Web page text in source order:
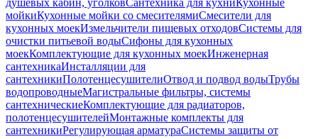
душевых кабин, уголковСантехника для кухниКухонные
мойкиКухонные мойки со смесителямиСмесители для
кухонных моекИзмельчители пищевых отходовСистемы для
очистки питьевой водыСифоны для кухонных
моекКомплектующие для кухонных моекИнженерная
сантехникаИнсталляции для
сантехникиПолотенцесушителиОтвод и подвод водыТрубы
водопроводныеМагистральные фильтры, системы
сантехническиеКомплектующие для радиаторов,
полотенцесушителейМонтажные комплекты для
сантехникиРегулирующая арматураСистемы защиты от